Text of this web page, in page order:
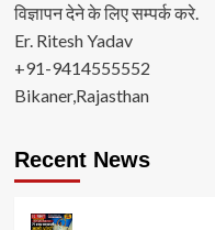
विज्ञापन देने के लिए सम्पर्क करे.
Er. Ritesh Yadav
+91-9414555552
Bikaner,Rajasthan
Recent News